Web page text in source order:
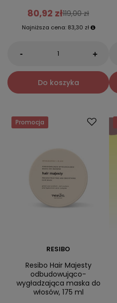
80,92 zł119,00 zł
Najniższa cena: 83,30 zł
- +
Do koszyka
Promocja
RESIBO
Resibo Hair Majesty
odbudowująco-
wygładzająca maska do
włosów, 175 ml